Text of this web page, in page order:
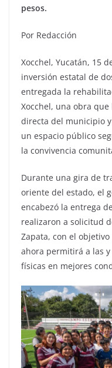
pesos.
Por Redacción
Xocchel, Yucatán, 15
inversión estatal de
entregada la
Xocchel, una obra
directa del municipio
un espacio público
la convivencia
Durante una gira de
oriente del estado, el
encabezó la entrega
realizaron a solicitud
Zapata, con el
ahora permitirá a las
físicas en mejores